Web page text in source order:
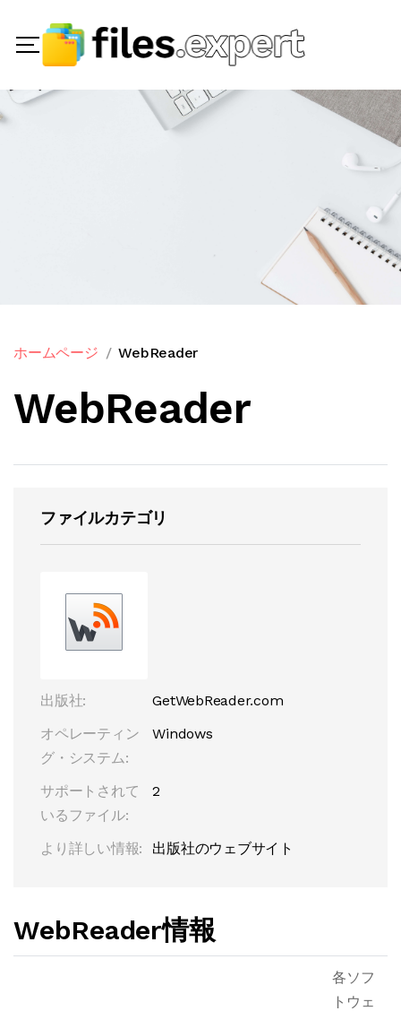
ホームページ WebReader
WebReader
ファイルカテゴリ
出版社:
GetWebReader.com
オペレーティン
グ・システム:
Windows
サポートされて
いるファイル:
2
より詳しい情報: 出版社のウェブサイト
WebReader情報
各ソフ
トウェ